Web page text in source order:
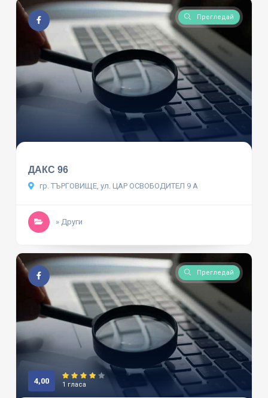
Прегледай
ДАКС 96
гр. ТЪРГОВИЩЕ, ул. ЦАР ОСВОБОДИТЕЛ 9 А
» Други
Прегледай
4,00 1 гласа